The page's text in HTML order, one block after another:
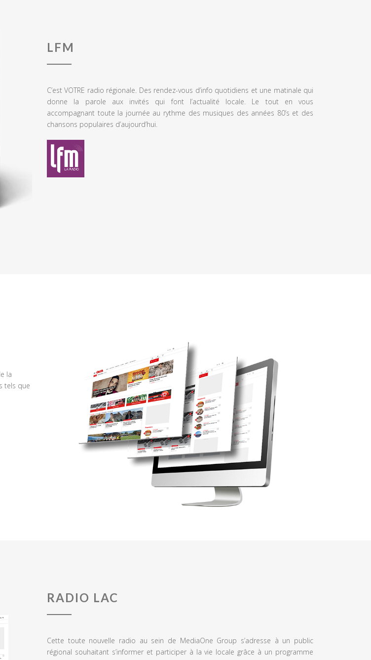
LFM
C’est VOTRE radio régionale. Des rendez-vous d’info quotidiens et une matinale qui
donne la parole aux invités qui font l’actualité locale. Le tout en vous
accompagnant toute la journée au rythme des musiques des années 80’s et des
chansons populaires d’aujourd’hui.
la
tels que
RADIO LAC
Cette toute nouvelle radio au sein de MediaOne Group s’adresse à un public
régional souhaitant s’informer et participer à la vie locale grâce à un programme